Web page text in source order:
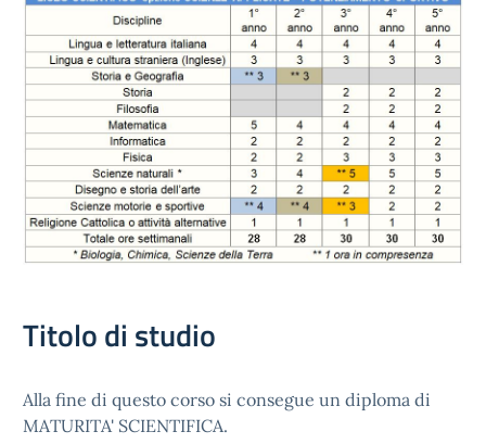
Titolo di studio
Alla fine di questo corso si consegue un diploma di
MATURITA' SCIENTIFICA.